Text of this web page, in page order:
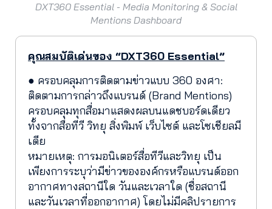
DXT360 Essential - Media Monitoring & Social
Mentions Dashboard
คุณสมบัติเด่นของ “DXT360 Essential”
● ครอบคลุมการติดตามข่าวแบบ 360 องศา:
ติดตามการกล่าวถึงแบรนด์ (Brand Mentions)
ครอบคลุมทุกสื่อมาแสดงผลบนแดชบอร์ดเดียว
ทั้งจากสื่อทีวี วิทยุ สิ่งพิมพ์ เว็บไซต์ และโซเชียลมี
เดีย
หมายเหตุ: การมอนิเตอร์สื่อทีวีและวิทยุ เป็น
เพียงการระบุว่ามีข่าวขององค์กรหรือแบรนด์ออก
อากาศทางสถานีใด วันและเวลาใด (ชื่อสถานี
และวันเวลาที่ออกอากาศ) โดยไม่มีคลิปรายการ